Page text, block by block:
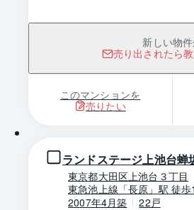
新しい物
売り出されたら
このマンションを
売りたい
ランドステージ上池台蝉
東京都大田区上池台３丁目
東急池上線「長原」駅 徒
2007年4月築
22戸